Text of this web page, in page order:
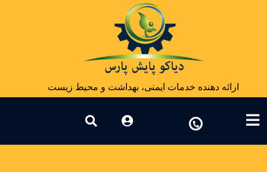
ارائه دهنده خدمات ایمنی، بهداشت و محیط زیست